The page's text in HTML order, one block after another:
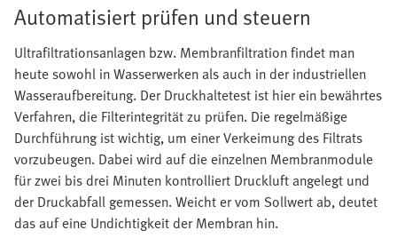
Automatisiert prüfen und steuern
Ultrafiltrationsanlagen bzw. Membranfiltration findet man
heute sowohl in Wasserwerken als auch in der industriellen
Wasseraufbereitung. Der Druckhaltetest ist hier ein bewährtes
Verfahren, die Filterintegrität zu prüfen. Die regelmäßige
Durchführung ist wichtig, um einer Verkeimung des Filtrats
vorzubeugen. Dabei wird auf die einzelnen Membranmodule
für zwei bis drei Minuten kontrolliert Druckluft angelegt und
der Druckabfall gemessen. Weicht er vom Sollwert ab, deutet
das auf eine Undichtigkeit der Membran hin.